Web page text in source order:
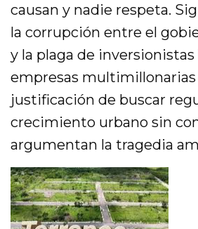
causan y nadie respeta.
la corrupción entre el
y la plaga de
empresas multimillonarias
justificación de buscar
crecimiento urbano sin
argumentan la tragedia